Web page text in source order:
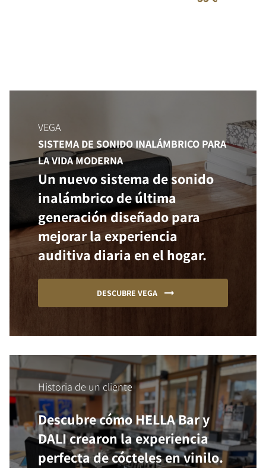
VEGA
SISTEMA DE SONIDO INALÁMBRICO PARA
LA VIDA MODERNA
Un nuevo sistema de sonido
inalámbrico de última
generación diseñado para
mejorar la experiencia
auditiva diaria en el hogar.
DESCUBRE VEGA
Historia de un cliente
Descubre cómo HELLA Bar y
DALI crearon la experiencia
perfecta de cócteles en vinilo.